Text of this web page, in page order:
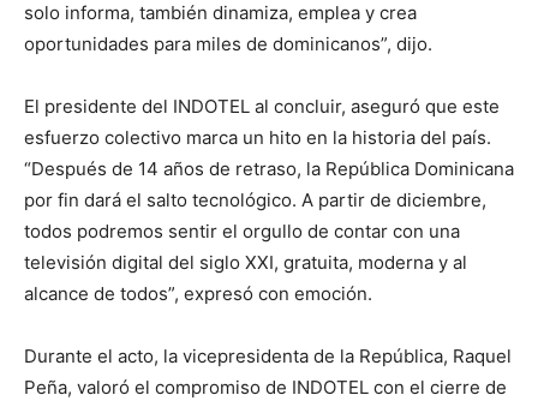
solo informa, también dinamiza, emplea y crea
oportunidades para miles de dominicanos”, dijo.
El presidente del INDOTEL al concluir, aseguró que este
esfuerzo colectivo marca un hito en la historia del país.
“Después de 14 años de retraso, la República Dominicana
por fin dará el salto tecnológico. A partir de diciembre,
todos podremos sentir el orgullo de contar con una
televisión digital del siglo XXI, gratuita, moderna y al
alcance de todos”, expresó con emoción.
Durante el acto, la vicepresidenta de la República, Raquel
Peña, valoró el compromiso de INDOTEL con el cierre de